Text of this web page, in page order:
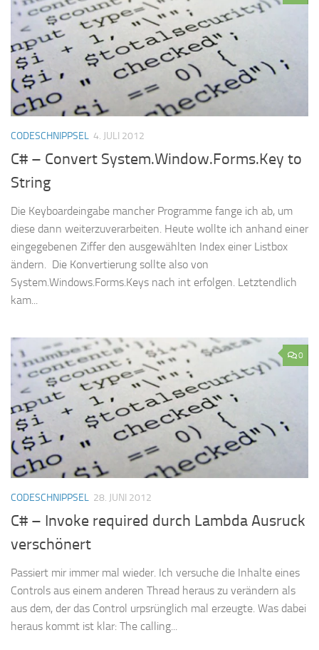
CODESCHNIPPSEL 4. JULI 2012
C# – Convert System.Window.Forms.Key to
String
Die Keyboardeingabe mancher Programme fange ich ab, um
diese dann weiterzuverarbeiten. Heute wollte ich anhand einer
eingegebenen Ziffer den ausgewählten Index einer Listbox
ändern. Die Konvertierung sollte also von
System.Windows.Forms.Keys nach int erfolgen. Letztendlich
kam...
0
CODESCHNIPPSEL 28. JUNI 2012
C# – Invoke required durch Lambda Ausruck
verschönert
Passiert mir immer mal wieder. Ich versuche die Inhalte eines
Controls aus einem anderen Thread heraus zu verändern als
aus dem, der das Control urpsrünglich mal erzeugte. Was dabei
heraus kommt ist klar: The calling...